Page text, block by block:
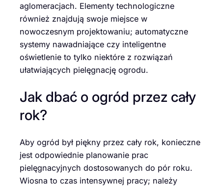
aglomeracjach. Elementy technologiczne
również znajdują swoje miejsce w
nowoczesnym projektowaniu; automatyczne
systemy nawadniające czy inteligentne
oświetlenie to tylko niektóre z rozwiązań
ułatwiających pielęgnację ogrodu.
Jak dbać o ogród przez cały
rok?
Aby ogród był piękny przez cały rok, konieczne
jest odpowiednie planowanie prac
pielęgnacyjnych dostosowanych do pór roku.
Wiosna to czas intensywnej pracy; należy